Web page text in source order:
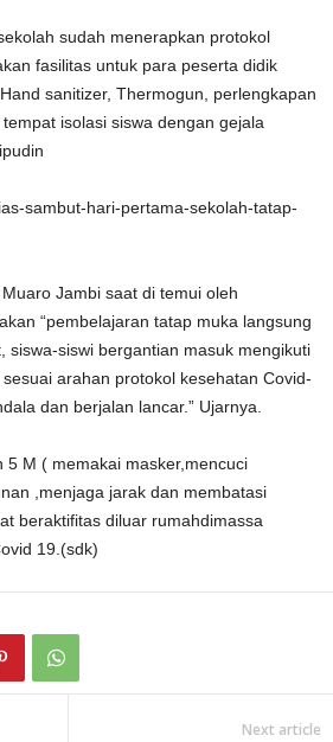
sudah menerapkan protokol
fasilitas untuk para peserta didik
sanitizer, Thermogun, perlengkapan
isolasi siswa dengan gejala
sambut-hari-pertama-sekolah-tatap-
Jambi saat di temui oleh
“pembelajaran tatap muka langsung
siswa-siswi bergantian masuk mengikuti
arahan protokol kesehatan Covid-
dan berjalan lancar.” Ujarnya.
5 M ( memakai masker,mencuci
,menjaga jarak dan membatasi
beraktifitas diluar rumahdimassa
19.(sdk)
Next article